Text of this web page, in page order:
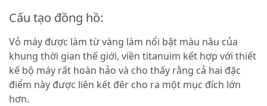
Cấu tạo đồng hồ:
Vỏ máy được làm từ vàng làm nổi bật màu nâu của
khung thời gian thế giới, viền titanuim kết hợp với thiết
kế bộ máy rất hoàn hảo và cho thấy rằng cả hai đặc
điểm này được liên kết đêr cho ra một mục đích lớn
hơn.